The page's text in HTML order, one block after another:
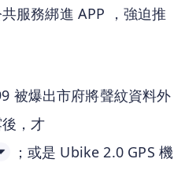
服務綁進 APP ，強迫推
被爆出市府將聲紋資料外
，才
；或是 Ubike 2.0 GPS 機